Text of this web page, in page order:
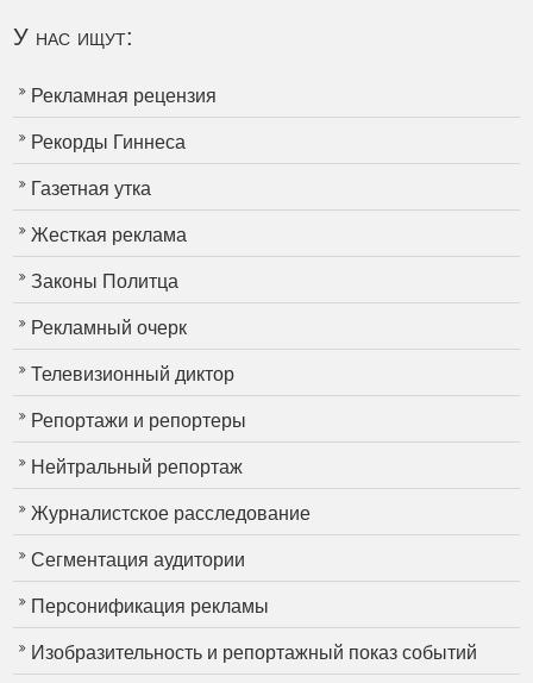
У нас ищут:
Рекламная рецензия
Рекорды Гиннеса
Газетная утка
Жесткая реклама
Законы Политца
Рекламный очерк
Телевизионный диктор
Репортажи и репортеры
Нейтральный репортаж
Журналистское расследование
Сегментация аудитории
Персонификация рекламы
Изобразительность и репортажный показ событий